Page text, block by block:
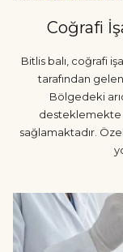
Coğrafi
Bitlis balı, coğrafi
tarafından
Bölgedeki
desteklemekte
sağlamaktadır.